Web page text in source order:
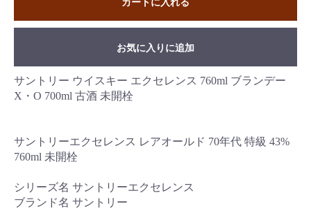
お気に入りに追加
サントリー ウイスキー エクセレンス 760ml ブランデー
X・O 700ml 古酒 未開栓
サントリーエクセレンス レアオールド 70年代 特級 43%
760ml 未開栓
シリーズ名 サントリーエクセレンス
ブランド名 サントリー